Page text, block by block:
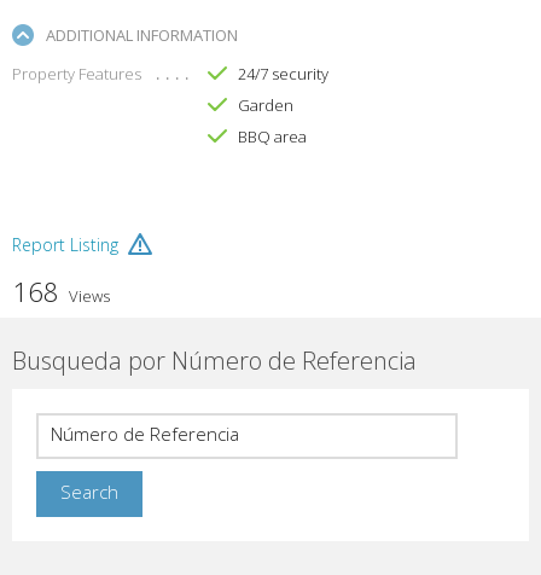
ADDITIONAL INFORMATION
Property Features
24/7 security
Garden
BBQ area
Report Listing
168 Views
Busqueda por Número de Referencia